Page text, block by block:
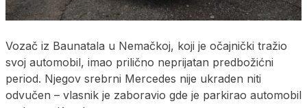
Vozač iz Baunatala u Nemačkoj, koji je očajnički tražio
svoj automobil, imao prilično neprijatan predbožićni
period. Njegov srebrni Mercedes nije ukraden niti
odvučen – vlasnik je zaboravio gde je parkirao automobil